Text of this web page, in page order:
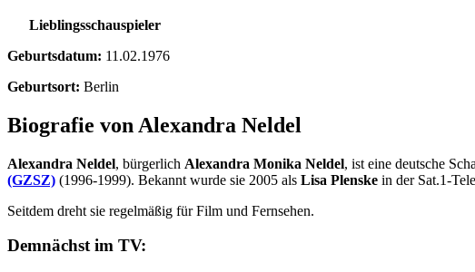
Lieblingsschauspieler
Geburtsdatum: 11.02.1976
Geburtsort: Berlin
Biografie von Alexandra Neldel
Alexandra Neldel, bürgerlich Alexandra Monika Neldel, ist eine deutsche
(GZSZ) (1996-1999). Bekannt wurde sie 2005 als Lisa Plenske in der Sat.1-
Seitdem dreht sie regelmäßig für Film und Fernsehen.
Demnächst im TV: